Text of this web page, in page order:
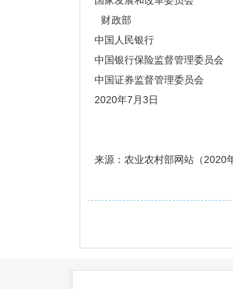
财政部
中国人民银行
中国银行保险监督管理委员会
中国证券监督管理委员会
2020年7月3日
来源：农业农村部网站（2020